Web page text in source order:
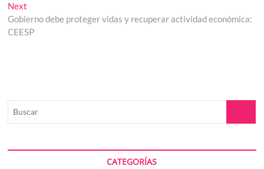
entradas
Next
post:
Gobierno debe proteger vidas y recuperar actividad económica:
CEESP
CATEGORÍAS